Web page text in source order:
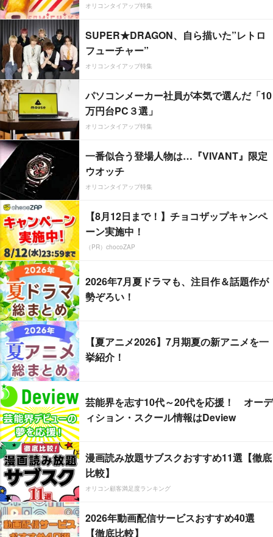
オリコンタイアップ特集
SUPER★DRAGON、自ら描いた”レトロ
フューチャー”
オリコンタイアップ特集
パソコンメーカー社員が本気で選んだ「10
万円台PC３選」
オリコンタイアップ特集
一番似合う登場人物は…『VIVANT』限定
ウオッチ
オリコンタイアップ特集
【8月12日まで！】チョコザップキャンペ
ーン実施中！
（PR）chocoZAP
2026年7月夏ドラマも、注目作＆話題作が
勢ぞろい！
【夏アニメ2026】7月期夏の新アニメを一
挙紹介！
芸能界を志す10代～20代を応援！ オーデ
ィション・スクール情報はDeview
漫画読み放題サブスクおすすめ11選【徹底
比較】
オリコン顧客満足度ランキング
2026年動画配信サービスおすすめ40選
【徹底比較】